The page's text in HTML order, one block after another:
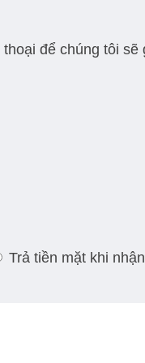
để chúng tôi
Trả tiền mặt khi